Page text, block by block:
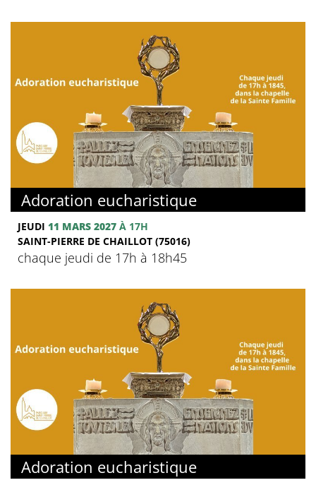
Adoration eucharistique
JEUDI 11 MARS 2027 À 17H
SAINT-PIERRE DE CHAILLOT (75016)
chaque jeudi de 17h à 18h45
Adoration eucharistique